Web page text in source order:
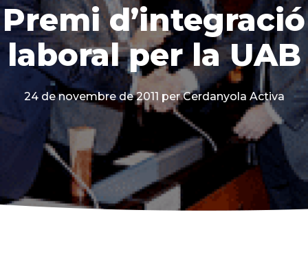
Premi d’integració
laboral per la UAB
24 de novembre de 2011 per Cerdanyola Activa